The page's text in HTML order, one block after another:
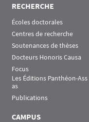
RECHERCHE
Écoles doctorales
Centres de recherche
Soutenances de thèses
Docteurs Honoris Causa
Focus
Les Éditions Panthéon-Ass
as
Publications
CAMPUS